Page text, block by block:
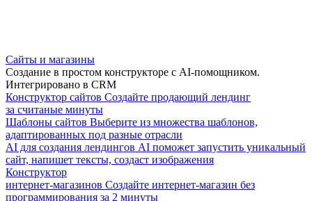
Сайты и магазины
Создание в простом конструкторе с AI-помощником.
Интегрировано в CRM
Конструктор сайтов Создайте продающий лендинг
за считаные минуты
Шаблоны сайтов Выберите из множества шаблонов,
адаптированных под разные отрасли
AI для создания лендингов AI поможет запустить уникальный
сайт, напишет тексты, создаст изображения
Конструктор
интернет-магазинов Создайте интернет-магазин без
программирования за 2 минуты